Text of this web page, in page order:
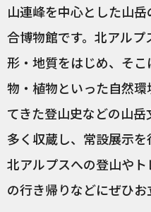
山連峰を中心とした山
合博物館です。北アル
形・地質をはじめ、そ
物・植物といった自然
てきた登山史などの山
多く収蔵し、常設展示を
北アルプスへの登山や
の行き帰りなどにぜひお